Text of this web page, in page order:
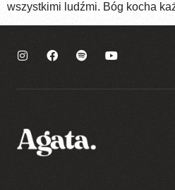
wszystkimi ludźmi. Bóg kocha